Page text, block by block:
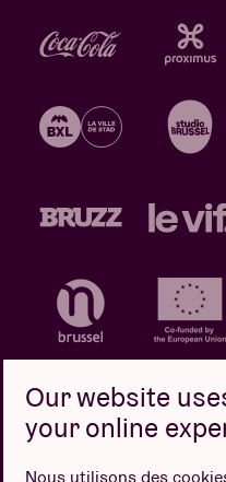
Politique de
Our website
your online
Nous utilisons des